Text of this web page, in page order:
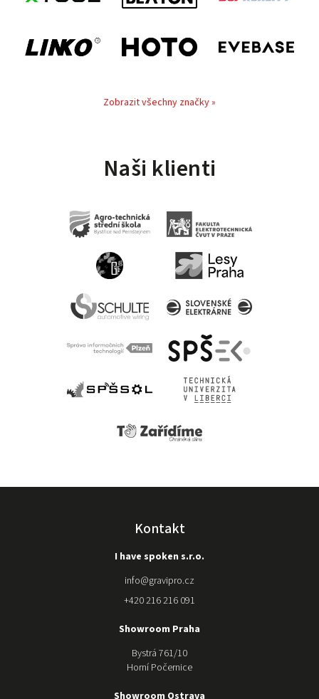
Zobrazit všechny značky »
Naši klienti
Kontakt
I have spoken s.r.o.
info@gravipro.cz
+420 216 216 091
Showroom Praha
Bystrá 761/10
Horní Počernice
Showroom Ostrava